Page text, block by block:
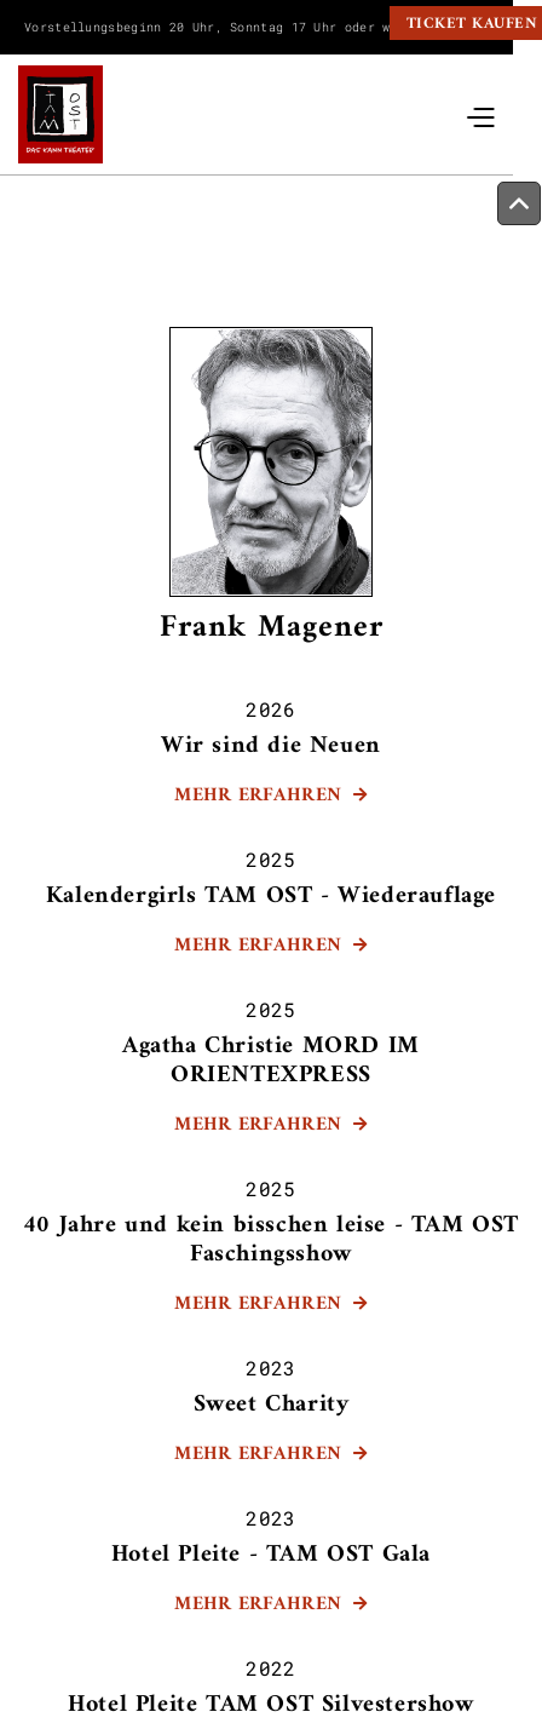
Vorstellungsbeginn 20 Uhr, Sonntag 17 Uhr oder wie angegeben.
TICKET KAUFEN
Frank Magener
2026
Wir sind die Neuen
MEHR ERFAHREN 
2025
Kalendergirls TAM OST - Wiederauflage
MEHR ERFAHREN 
2025
Agatha Christie MORD IM
ORIENTEXPRESS
MEHR ERFAHREN 
2025
40 Jahre und kein bisschen leise - TAM OST
Faschingsshow
MEHR ERFAHREN 
2023
Sweet Charity
MEHR ERFAHREN 
2023
Hotel Pleite - TAM OST Gala
MEHR ERFAHREN 
2022
Hotel Pleite TAM OST Silvestershow